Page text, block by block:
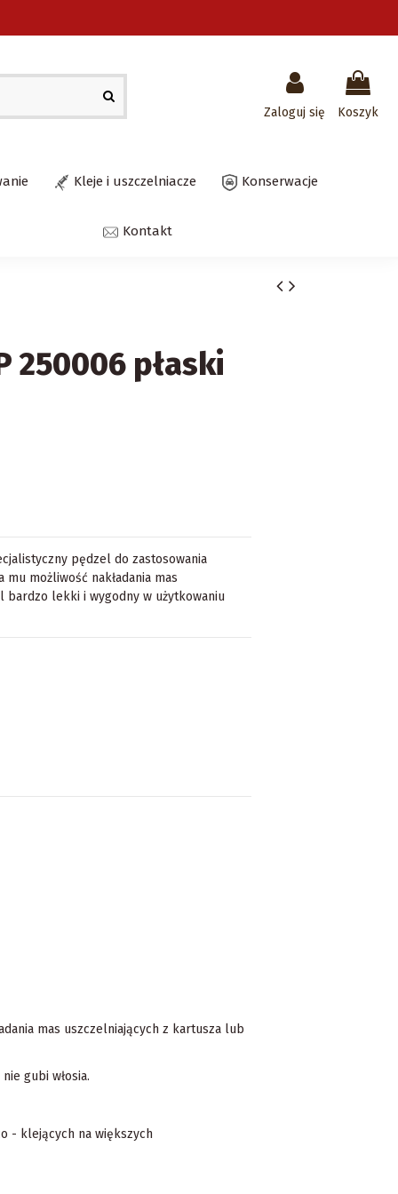
Zaloguj się Koszyk
Kleje i uszczelniacze Konserwacje
Kontakt
250006 płaski
pędzel do zastosowania
możliwość nakładania mas
lekki i wygodny w użytkowaniu
mas uszczelniających z kartusza lub
gubi włosia.
- klejących na większych